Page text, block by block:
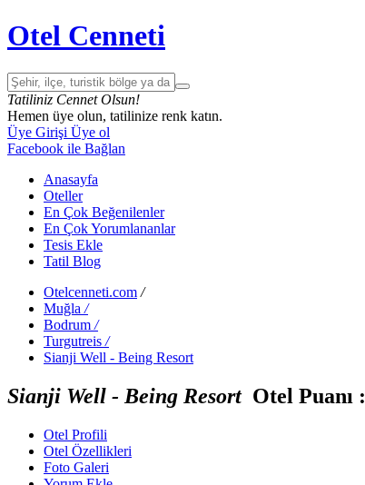
Otel Cenneti
Tatiliniz Cennet Olsun!
Hemen üye olun, tatilinize renk katın.
Üye Girişi Üye ol
Facebook ile Bağlan
Anasayfa
Oteller
En Çok Beğenilenler
En Çok Yorumlananlar
Tesis Ekle
Tatil Blog
Otelcenneti.com /
Muğla /
Bodrum /
Turgutreis /
Sianji Well - Being Resort
Sianji Well - Being ResortOtel Puanı :
Otel Profili
Otel Özellikleri
Foto Galeri